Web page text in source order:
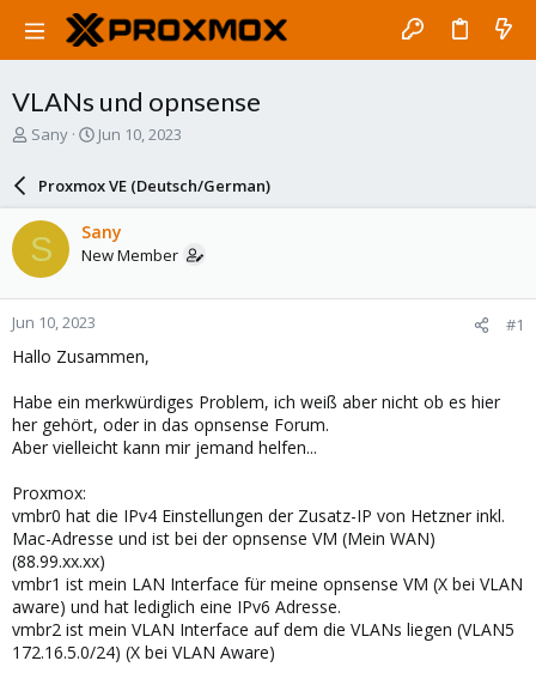
VLANs und opnsense
T
a
d
s
t
a
r
t
e
r
Sany
S
r
d
a
e
Jun 10, 2023
Proxmox VE (Deutsch/German)
S Sany
New Member
Jun 10, 2023 #1
Hallo Zusammen,
Habe ein merkwürdiges Problem, ich weiß aber nicht ob es hier
her gehört, oder in das opnsense Forum.
Aber vielleicht kann mir jemand helfen...
Proxmox:
vmbr0 hat die IPv4 Einstellungen der Zusatz-IP von Hetzner inkl.
Mac-Adresse und ist bei der opnsense VM (Mein WAN)
(88.99.xx.xx)
vmbr1 ist mein LAN Interface für meine opnsense VM (X bei VLAN
aware) und hat lediglich eine IPv6 Adresse.
vmbr2 ist mein VLAN Interface auf dem die VLANs liegen (VLAN5
172.16.5.0/24) (X bei VLAN Aware)